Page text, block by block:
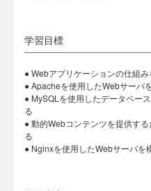
学習目標
● Webアプリケーションの仕組
● Apacheを使用したWebサーバ
● MySQLを使用したデータベー
る
● 動的Webコンテンツを提供す
る
● Nginxを使用したWebサーバを